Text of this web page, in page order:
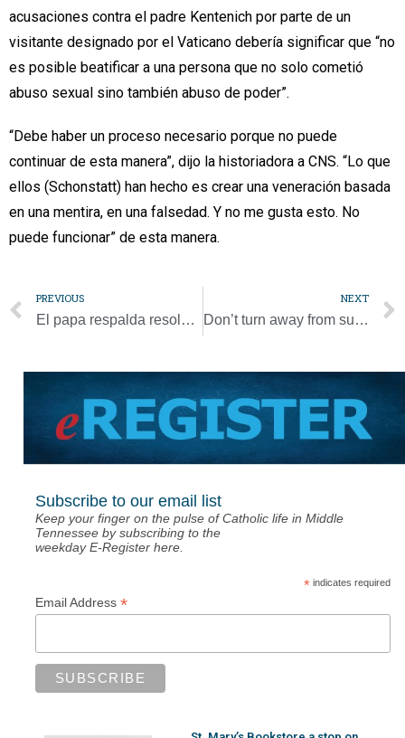
acusaciones contra el padre Kentenich por parte de un
visitante designado por el Vaticano debería significar que “no
es posible beatificar a una persona que no solo cometió
abuso sexual sino también abuso de poder”.
“Debe haber un proceso necesario porque no puede
continuar de esta manera”, dijo la historiadora a CNS. “Lo que
ellos (Schonstatt) han hecho es crear una veneración basada
en una mentira, en una falsedad. Y no me gusta esto. No
puede funcionar” de esta manera.
PREVIOUS
El papa respalda resolución de la ONU pidiendo alto el fuego global
NEXT
Don’t turn away from suffering on border, urges Sister Norma Pimentel
Subscribe to our email list
Keep your finger on the pulse of Catholic life in Middle
Tennessee by subscribing to the
weekday E-Register here.
*indicates required
Email Address *